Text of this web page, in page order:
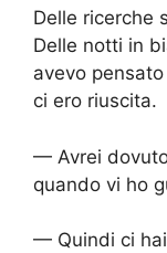
Delle ricerche
Delle notti in
avevo
ci ero riuscita.
— Avrei
quando vi ho
— Quindi ci